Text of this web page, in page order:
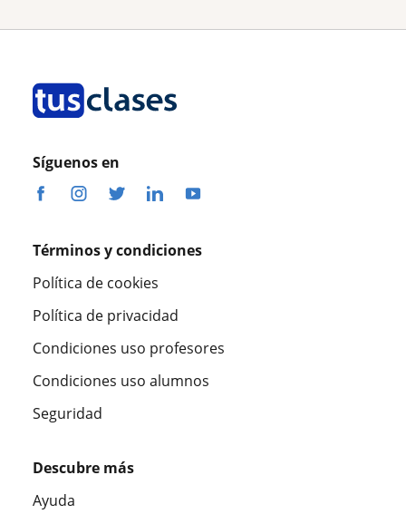
Síguenos en
Términos y condiciones
Política de cookies
Política de privacidad
Condiciones uso profesores
Condiciones uso alumnos
Seguridad
Descubre más
Ayuda